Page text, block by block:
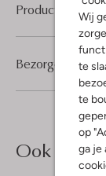
Wij
te
te
op
ga je
Product
Bezorgen &
Ook iets